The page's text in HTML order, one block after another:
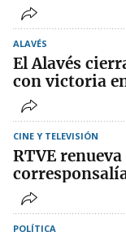
ALAVÉS
El Alavés
con victoria
CINE Y TELEVISIÓN
RTVE
POLÍTICA